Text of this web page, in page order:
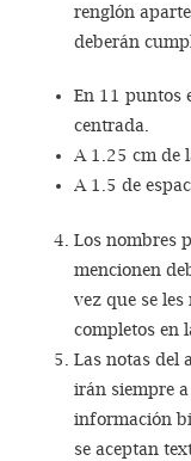
renglón
deberán
En 11 puntos
centrada.
A 1.25 cm de
A 1.5 de
Los nombres
mencionen
vez que se
completos en
Las notas del
irán siempre
información
se aceptan